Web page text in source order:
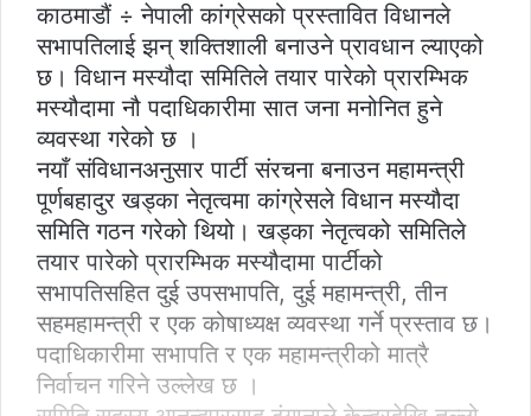
काठमाडौं ÷ नेपाली कांग्रेसको प्रस्तावित विधानले
सभापतिलाई झन् शक्तिशाली बनाउने प्रावधान ल्याएको
छ। विधान मस्यौदा समितिले तयार पारेको प्रारम्भिक
मस्यौदामा नौ पदाधिकारीमा सात जना मनोनित हुने
व्यवस्था गरेको छ ।
नयाँ संविधानअनुसार पार्टी संरचना बनाउन महामन्त्री
पूर्णबहादुर खड्का नेतृत्वमा कांग्रेसले विधान मस्यौदा
समिति गठन गरेको थियो। खड्का नेतृत्वको समितिले
तयार पारेको प्रारम्भिक मस्यौदामा पार्टीको
सभापतिसहित दुई उपसभापति, दुई महामन्त्री, तीन
सहमहामन्त्री र एक कोषाध्यक्ष व्यवस्था गर्ने प्रस्ताव छ।
पदाधिकारीमा सभापति र एक महामन्त्रीको मात्रै
निर्वाचन गरिने उल्लेख छ ।